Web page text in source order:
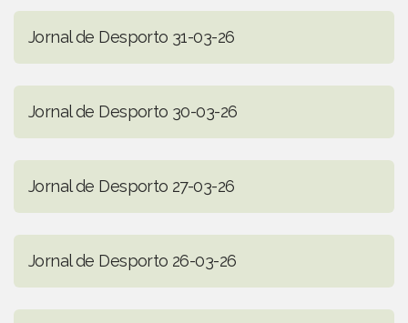
Jornal de Desporto 31-03-26
Jornal de Desporto 30-03-26
Jornal de Desporto 27-03-26
Jornal de Desporto 26-03-26